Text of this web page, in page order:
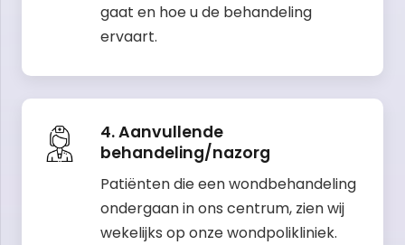
gaat en hoe u de behandeling
ervaart.
4. Aanvullende
behandeling/nazorg
Patiënten die een wondbehandeling
ondergaan in ons centrum, zien wij
wekelijks op onze wondpolikliniek.